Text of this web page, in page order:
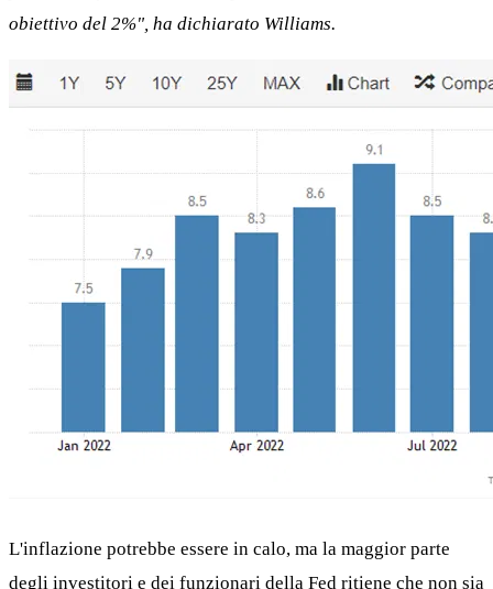
obiettivo del 2%", ha dichiarato Williams.
L'inflazione potrebbe essere in calo, ma la maggior parte
degli investitori e dei funzionari della Fed ritiene che non sia